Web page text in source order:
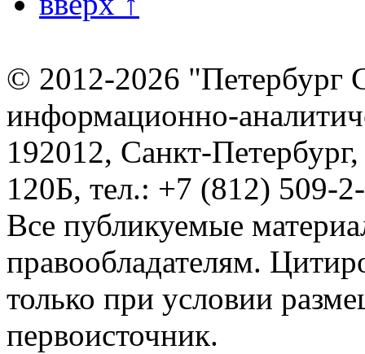
© 2012-2026 "Петербург
информационно-
192012, Санкт-
120Б, тел.: +7 (812) 509-
Все публикуемые
правообладателям.
только при условии
первоисточник.